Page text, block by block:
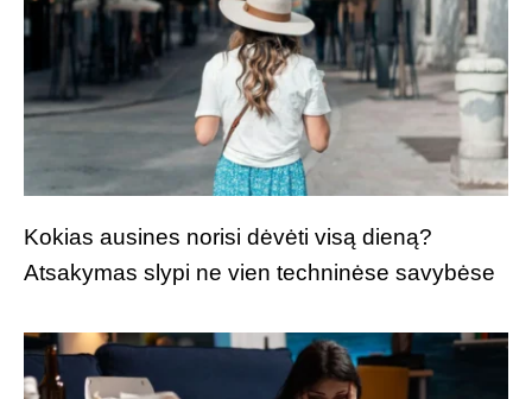
Kokias ausines norisi dėvėti visą dieną?
Atsakymas slypi ne vien techninėse savybėse